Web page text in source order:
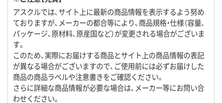
アスクルでは、サイト上に最新の商品情報を表示するよう努め
ておりますが、メーカーの都合等により、商品規格・仕様（容量、
パッケージ、原材料、原産国など）が変更される場合がございま
す。
このため、実際にお届けする商品とサイト上の商品情報の表記
が異なる場合がございますので、ご使用前には必ずお届けした
商品の商品ラベルや注意書きをご確認ください。
さらに詳細な商品情報が必要な場合は、メーカー等にお問い合
わせください。